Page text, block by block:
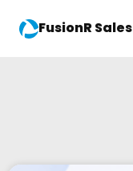
FusionR Sales